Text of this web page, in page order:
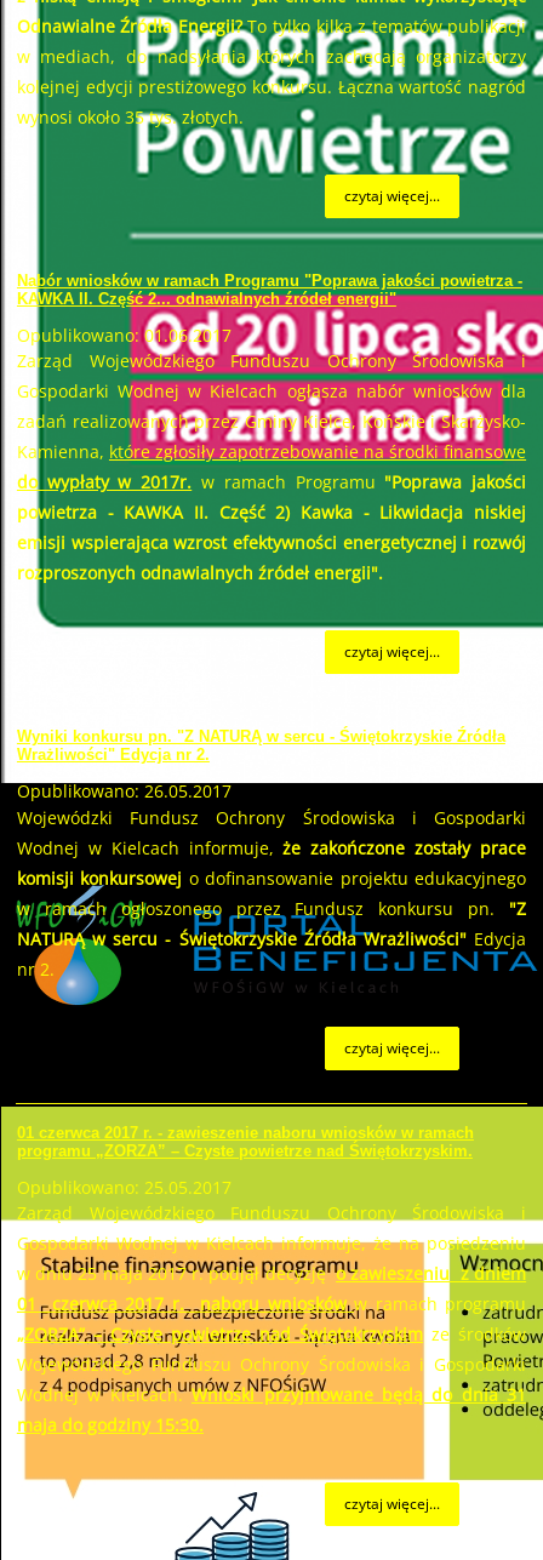
Odnawialne Źródła Energii?To tylko kilka z tematów publikacji
w mediach, do nadsyłania których zachęcają organizatorzy
kolejnej edycji prestiżowego konkursu. Łączna wartość nagród
wynosi około 35 tys. złotych.
czytaj więcej...
Nabór wniosków w ramach Programu "Poprawa jakości powietrza -
KAWKA II. Część 2... odnawialnych źródeł energii"
Opublikowano: 01.06.2017
Zarząd Wojewódzkiego Funduszu Ochrony Środowiska i
Gospodarki Wodnej w Kielcach ogłasza nabór wniosków dla
zadań realizowanych przez Gminy Kielce, Końskie i Skarżysko-
Kamienna, które zgłosiły zapotrzebowanie na środki finansowe
do wypłaty w 2017r. w ramach Programu "Poprawa jakości
powietrza - KAWKA II. Część 2) Kawka - Likwidacja niskiej
emisji wspierająca wzrost efektywności energetycznej i rozwój
rozproszonych odnawialnych źródeł energii".
czytaj więcej...
Wyniki konkursu pn. "Z NATURĄ w sercu - Świętokrzyskie Źródła
Wrażliwości" Edycja nr 2.
Opublikowano: 26.05.2017
Wojewódzki Fundusz Ochrony Środowiska i Gospodarki
Wodnej w Kielcach informuje,że zakończone zostały prace
komisji konkursowej o dofinansowanie projektu edukacyjnego
w ramach ogłoszonego przez Fundusz konkursu pn. "Z
NATURĄ w sercu - Świętokrzyskie Źródła Wrażliwości"Edycja
nr 2.
czytaj więcej...
01 czerwca 2017 r. - zawieszenie naboru wniosków w ramach
programu „ZORZA” – Czyste powietrze nad Świętokrzyskim.
Opublikowano: 25.05.2017
Zarząd Wojewódzkiego Funduszu Ochrony Środowiska i
Gospodarki Wodnej w Kielcach informuje, że na posiedzeniu
w dniu 25 maja 2017 r. podjął decyzjęo zawieszeniu z dniem
01 czerwca 2017 r. naboru wniosków w ramach programu
„ZORZA” – Czyste powietrze nad Świętokrzyskim ze środków
Wojewódzkiego Funduszu Ochrony Środowiska i Gospodarki
Wodnej w Kielcach.Wnioski przyjmowane będą do dnia 31
maja do godziny 15:30.
czytaj więcej...